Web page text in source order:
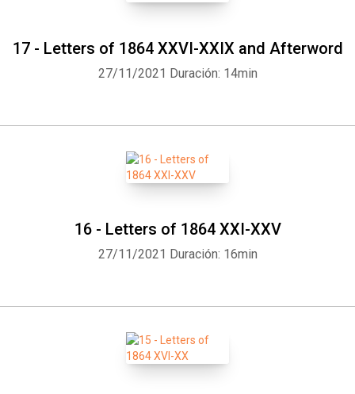
17 - Letters of 1864 XXVI-XXIX and Afterword
27/11/2021 Duración: 14min
16 - Letters of 1864 XXI-XXV
27/11/2021 Duración: 16min